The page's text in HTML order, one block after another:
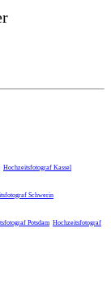
Hochzeitsfotograf Kassel
Schwerin
Potsdam Hochzeitsfotograf